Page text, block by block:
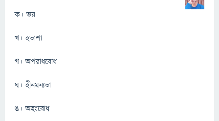
ক। ভয়
খ। হতাশা
গ। অপরাধবোধ
ঘ। হীনমন্যতা
ঙ। অহংবোধ